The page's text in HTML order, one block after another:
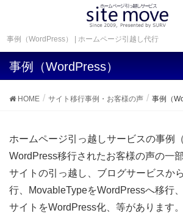
事例（WordPress） | ホームページ引越し代行
事例（WordPress）
HOME サイト移行事例・お客様の声 事例（
ホームページ引っ越しサービスの事例
WordPress移行されたお客様の声の一
サイトの引っ越し、ブログサービスか
行、MovableTypeをWordPressへ移行
サイトをWordPress化、等があります。